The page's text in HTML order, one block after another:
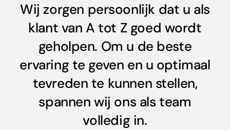
Wij zorgen persoonlijk dat u als
klant van A tot Z goed wordt
geholpen. Om u de beste
ervaring te geven en u optimaal
tevreden te kunnen stellen,
spannen wij ons als team
volledig in.